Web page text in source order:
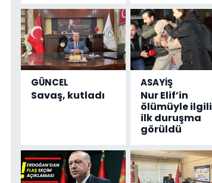
GÜNCEL
Savaş, kutladı
ASAYİŞ
Nur Elif’in
ölümüyle ilgili
ilk duruşma
görüldü